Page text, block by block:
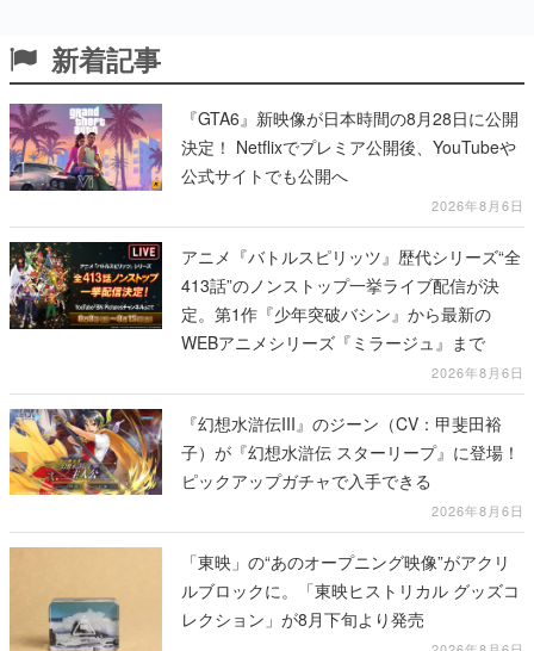
新着記事
『GTA6』新映像が日本時間の8月28日に公開
決定！ Netflixでプレミア公開後、YouTubeや
公式サイトでも公開へ
2026年8月6日
アニメ『バトルスピリッツ』歴代シリーズ“全
413話”のノンストップ一挙ライブ配信が決
定。第1作『少年突破バシン』から最新の
WEBアニメシリーズ『ミラージュ』まで
2026年8月6日
『幻想水滸伝III』のジーン（CV：甲斐田裕
子）が『幻想水滸伝 スターリープ』に登場！
ピックアップガチャで入手できる
2026年8月6日
「東映」の“あのオープニング映像”がアクリ
ルブロックに。「東映ヒストリカル グッズコ
レクション」が8月下旬より発売